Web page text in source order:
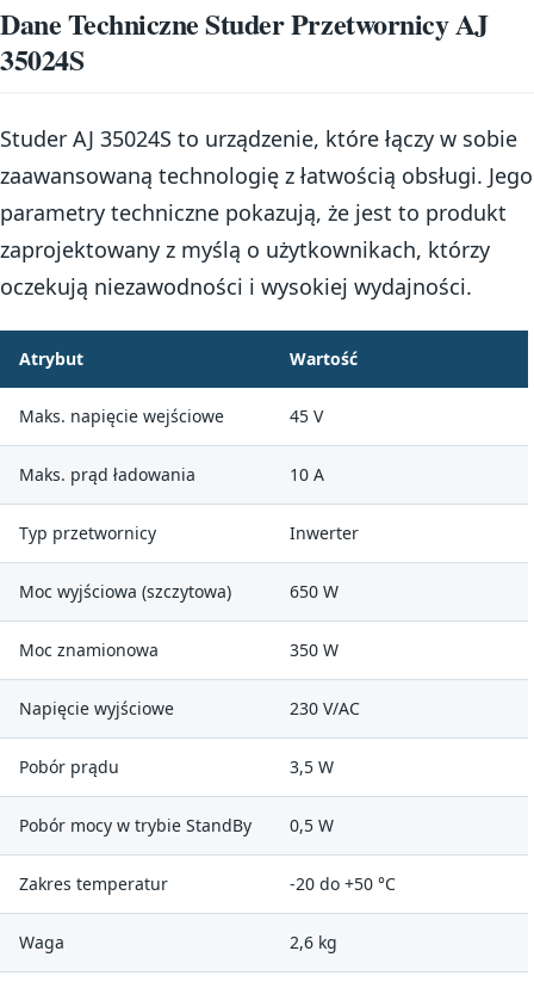
Dane Techniczne Studer Przetwornicy AJ
35024S
Studer AJ 35024S to urządzenie, które łączy w sobie
zaawansowaną technologię z łatwością obsługi. Jego
parametry techniczne pokazują, że jest to produkt
zaprojektowany z myślą o użytkownikach, którzy
oczekują niezawodności i wysokiej wydajności.
Atrybut Wartość
Maks. napięcie wejściowe 45 V
Maks. prąd ładowania 10 A
Typ przetwornicy Inwerter
Moc wyjściowa (szczytowa) 650 W
Moc znamionowa 350 W
Napięcie wyjściowe 230 V/AC
Pobór prądu 3,5 W
Pobór mocy w trybie StandBy 0,5 W
Zakres temperatur -20 do +50 °C
Waga 2,6 kg